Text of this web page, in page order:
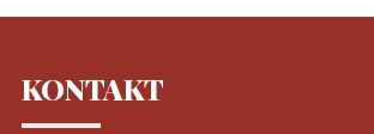
KONTAKT